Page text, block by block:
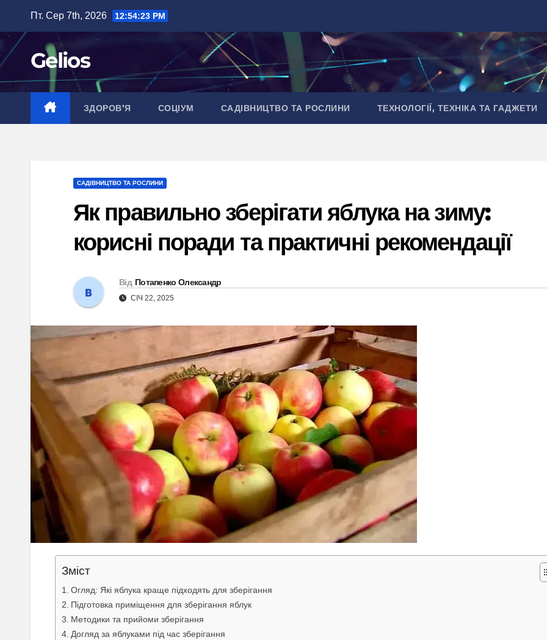
вмісту
Пт. Сер 7th, 2026 12:54:24 PM
Gelios
ЗДОРОВ’Я СОЦІУМ САДІВНИЦТВО ТА РОСЛИНИ ТЕХНОЛОГІЇ, ТЕХНІКА ТА ГАДЖЕТИ
САДІВНИЦТВО ТА РОСЛИНИ
Як правильно зберігати яблука на зиму:
корисні поради та практичні рекомендації
Від Потапенко Олександр
СІЧ 22, 2025
Зміст
Огляд: Які яблука краще підходять для зберігання
Підготовка приміщення для зберігання яблук
Методики та прийоми зберігання
Догляд за яблуками під час зберігання